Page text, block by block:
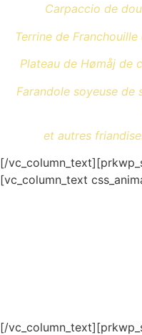
Carpaccio de
Terrine de
Plateau de Hømåj de
Farandole soyeuse de
et autres
[/
[vc_column_text
[/